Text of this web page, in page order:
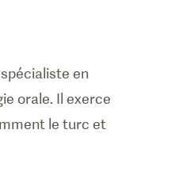
en
orale. Il exerce
le turc et